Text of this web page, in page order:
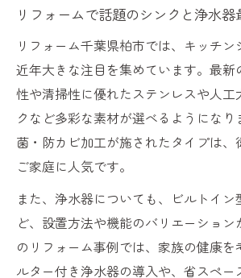
リフォームで話題のシンクと浄水器
リフォーム千葉県柏市では、キッチ
近年大きな注目を集めています。最新
性や清掃性に優れたステンレスや人工
クなど多彩な素材が選べるようにな
菌・防カビ加工が施されたタイプは、
ご家庭に人気です。
また、浄水器についても、ビルトイン
ど、設置方法や機能のバリエーショ
のリフォーム事例では、家族の健康を
ルター付き浄水器の導入や、省スペー